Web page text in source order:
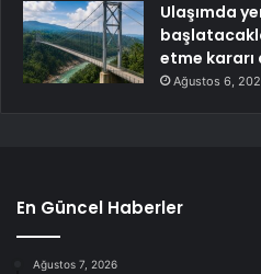
Ulaşımda
etme kararı
Ağustos 6,
En Güncel Haberler
Ağustos 7, 2026